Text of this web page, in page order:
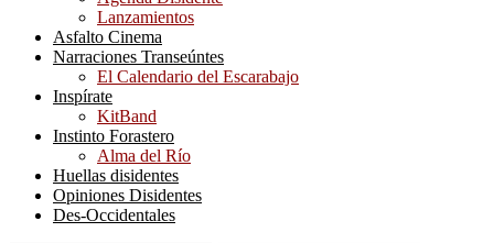
Lanzamientos
Asfalto Cinema
Narraciones Transeúntes
El Calendario del Escarabajo
Inspírate
KitBand
Instinto Forastero
Alma del Río
Huellas disidentes
Opiniones Disidentes
Des-Occidentales